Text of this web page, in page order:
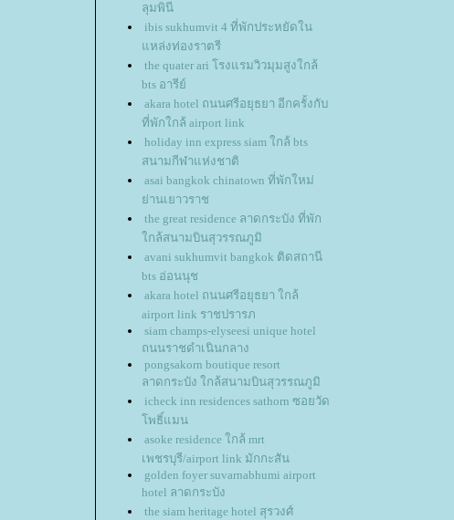
ลุมพินี
ibis sukhumvit 4 ที่พักประหยัดใน
หล่งท่องราตรี
the quater ari โรงแรมวิวมุมสูงใกล้
bts อารีย์
akara hotel ถนนศรีอยุธยา อีกครั้งกับ
ที่พักใกล้ airport link
holiday inn express siam ใกล้ bts
สนามกีฬาแห่งชาติ
asai bangkok chinatown ที่พักใหม่
่านเยาวราช
the great residence ลาดกระบัง ที่พัก
กล้สนามบินสุวรรณภูมิ
avani sukhumvit bangkok ติดสถานี
bts อ่อนนุช
akara hotel ถนนศรีอยุธยา ใกล้
airport link ราชปรารภ
siam champs-elyseesi unique hotel
ถนนราชดำเนินกลาง
pongsakorn boutique resort
ลาดกระบัง ใกล้สนามบินสุวรรณภูมิ
icheck inn residences sathorn ซอยวัด
พธิ์แมน
asoke residence ใกล้ mrt
เพชรบุรี/airport link มักกะสัน
golden foyer suvarnabhumi airport
hotel ลาดกระบัง
the siam heritage hotel สุรวงศ์